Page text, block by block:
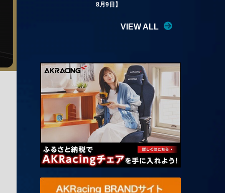
8月9日】
VIEW ALL